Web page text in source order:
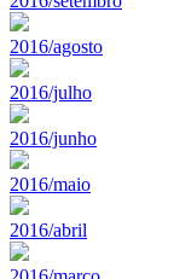
2016/agosto
2016/julho
2016/junho
2016/maio
2016/abril